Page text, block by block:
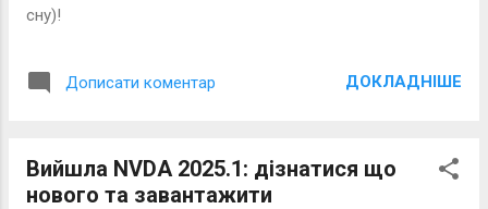
сну)!
Дописати коментар ДОКЛАДНІШЕ
Вийшла NVDA 2025.1: дізнатися що
нового та завантажити